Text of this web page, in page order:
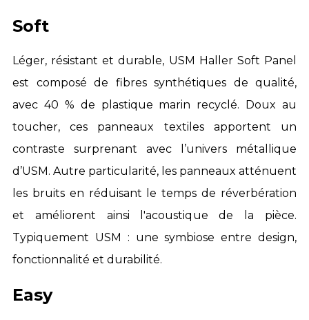
Soft
Léger, résistant et durable, USM Haller Soft Panel
est composé de fibres synthétiques de qualité,
avec 40 % de plastique marin recyclé. Doux au
toucher, ces panneaux textiles apportent un
contraste surprenant avec l’univers métallique
d’USM. Autre particularité, les panneaux atténuent
les bruitsen réduisant le temps de réverbération
et améliorent ainsi l'acoustique de la pièce.
Typiquement USM : une symbiose entre design,
fonctionnalité et durabilité.
Easy